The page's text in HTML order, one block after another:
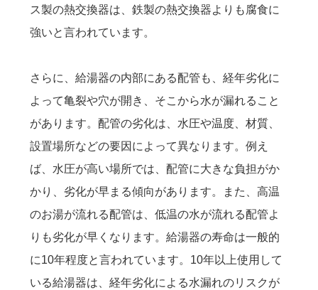
ス製の熱交換器は、鉄製の熱交換器よりも腐食に
強いと言われています。
さらに、給湯器の内部にある配管も、経年劣化に
よって亀裂や穴が開き、そこから水が漏れること
があります。配管の劣化は、水圧や温度、材質、
設置場所などの要因によって異なります。例え
ば、水圧が高い場所では、配管に大きな負担がか
かり、劣化が早まる傾向があります。また、高温
のお湯が流れる配管は、低温の水が流れる配管よ
りも劣化が早くなります。給湯器の寿命は一般的
に10年程度と言われています。10年以上使用して
いる給湯器は、経年劣化による水漏れのリスクが